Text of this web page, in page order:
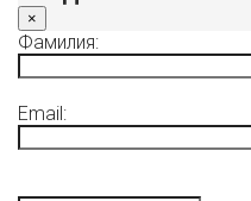
×
Фамилия:
Email: